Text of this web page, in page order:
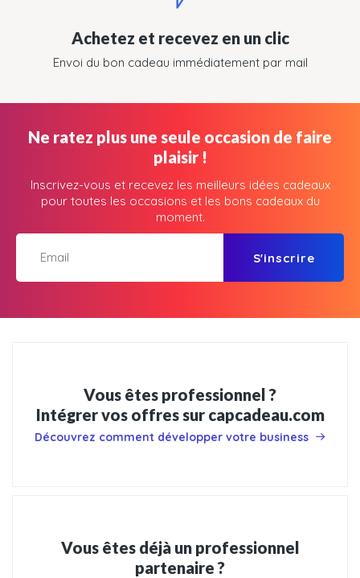
Achetez et recevez en un clic
Envoi du bon cadeau immédiatement par mail
Ne ratez plus une seule occasion de faire
plaisir !
Inscrivez-vous et recevez les meilleurs idées cadeaux
pour toutes les occasions et les bons cadeaux du
moment.
S'inscrire
Vous êtes professionnel ?
Intégrer vos offres sur capcadeau.com
Découvrez comment développer votre business
Vous êtes déjà un professionnel
partenaire ?